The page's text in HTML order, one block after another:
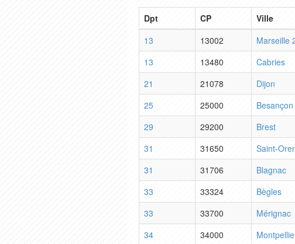
Dpt CP Ville
13
13002 Marseille
13
13480 Cabries
21
21078 Dijon
25
25000 Besançon
29
29200 Brest
31
31650 Saint-
31
31706 Blagnac
33
33324 Bègles
33
33700 Mérignac
34
34000